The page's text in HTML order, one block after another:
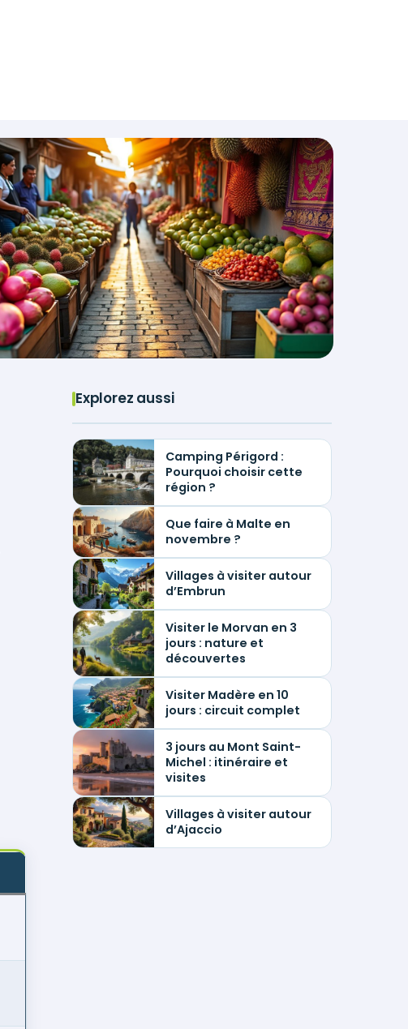
Explorez aussi
Camping Périgord :
Pourquoi choisir cette
région ?
Que faire à Malte en
novembre ?
Villages à visiter autour
d’Embrun
Visiter le Morvan en 3
jours : nature et
découvertes
Visiter Madère en 10
jours : circuit complet
3 jours au Mont Saint-
Michel : itinéraire et
visites
Villages à visiter autour
d’Ajaccio